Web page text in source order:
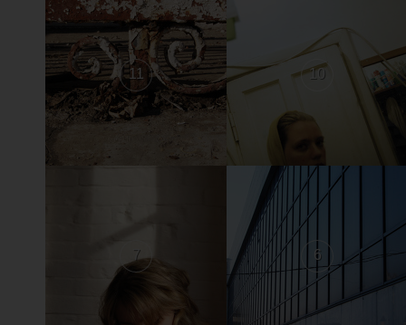
11 10
7 6